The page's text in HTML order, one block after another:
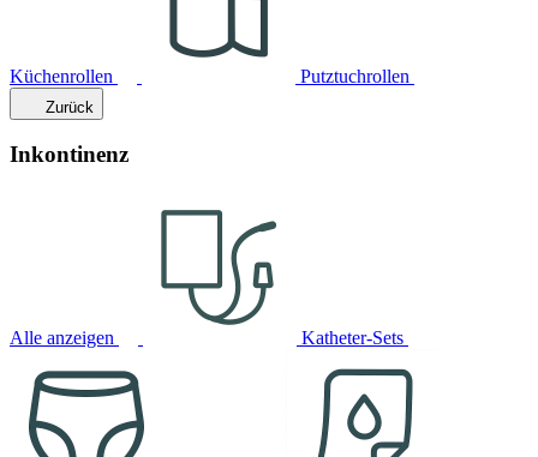
Küchenrollen Putztuchrollen
Zurück
Inkontinenz
Alle anzeigen Katheter-Sets